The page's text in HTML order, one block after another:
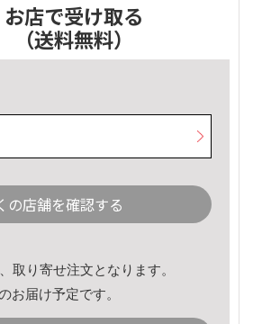
お店で受け取る
（送料無料）
の店舗を確認する
取り寄せ注文となります。
お届け予定です。